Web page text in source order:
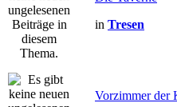
in Tresen
Vorzimmer der